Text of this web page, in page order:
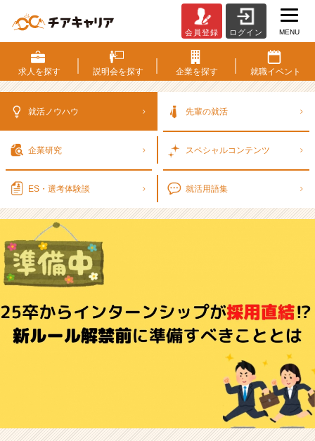
5
卒
か
ン
新
ル
ー
ル
会員登録 ログイン MENU
求人を探す 説明会を探す 企業を探す 就職イベント
就活ノウハウ 先輩の就活
企業研究 スペシャルコンテンツ
ES・選考体験談 就活用語集